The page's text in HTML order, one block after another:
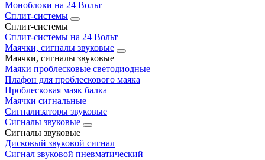
Моноблоки на 24 Вольт
Сплит-системы
Сплит-системы
Сплит‑системы на 24 Вольт
Маячки, сигналы звуковые
Маячки, сигналы звуковые
Маяки проблесковые светодиодные
Плафон для проблескового маяка
Проблесковая маяк балка
Маячки сигнальные
Сигнализаторы звуковые
Сигналы звуковые
Сигналы звуковые
Дисковый звуковой сигнал
Сигнал звуковой пневматический